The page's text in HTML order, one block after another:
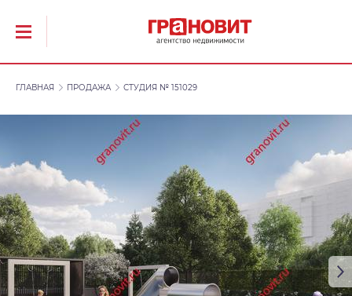
ГЛАВНАЯ ПРОДАЖА СТУДИЯ № 151029